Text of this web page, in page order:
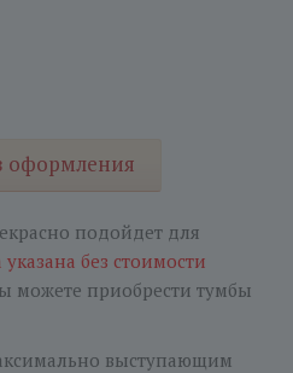
оформления
подойдет для
без стоимости
можете приобрести тумбы
выступающим